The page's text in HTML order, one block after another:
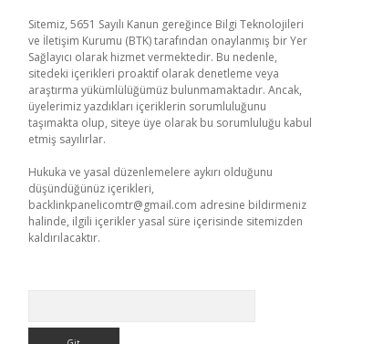
Sitemiz, 5651 Sayılı Kanun gereğince Bilgi Teknolojileri
ve İletişim Kurumu (BTK) tarafından onaylanmış bir Yer
Sağlayıcı olarak hizmet vermektedir. Bu nedenle,
sitedeki içerikleri proaktif olarak denetleme veya
araştırma yükümlülüğümüz bulunmamaktadır. Ancak,
üyelerimiz yazdıkları içeriklerin sorumluluğunu
taşımakta olup, siteye üye olarak bu sorumluluğu kabul
etmiş sayılırlar.
Hukuka ve yasal düzenlemelere aykırı olduğunu
düşündüğünüz içerikleri,
backlinkpanelicomtr@gmail.com adresine bildirmeniz
halinde, ilgili içerikler yasal süre içerisinde sitemizden
kaldırılacaktır.